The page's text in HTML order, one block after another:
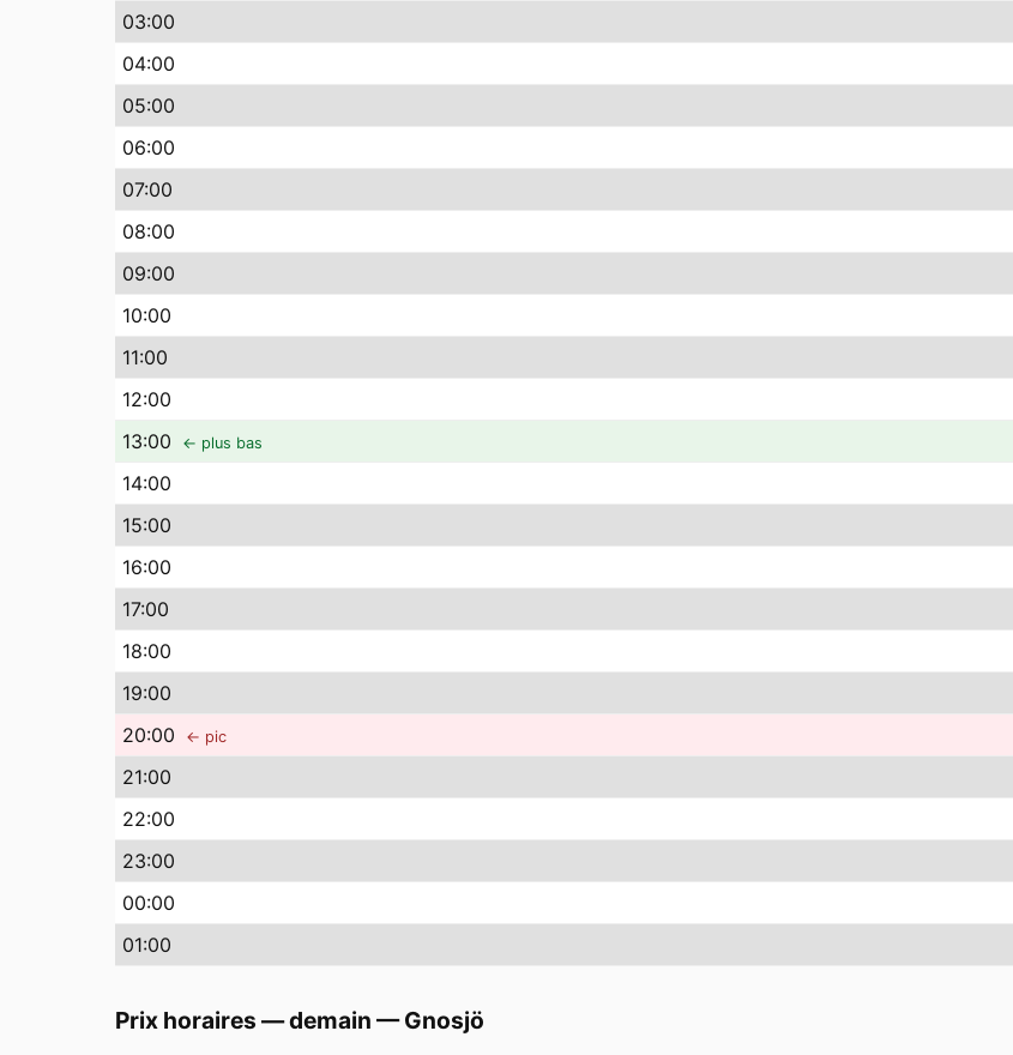
03:00
04:00
05:00
06:00
07:00
08:00
09:00
10:00
11:00
12:00
13:00 ← plus bas
14:00
15:00
16:00
17:00
18:00
19:00
20:00 ← pic
21:00
22:00
23:00
00:00
01:00
Prix horaires — demain —Gnosjö